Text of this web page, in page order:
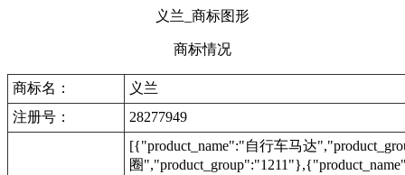
义兰_商标图形
商标情况
商标名：
义兰
注册号：
28277949
[{"product_name":"自行车马达
圈